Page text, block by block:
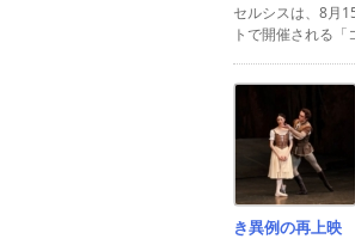
セルシスは、8月
トで開催される「
き異例の再上映